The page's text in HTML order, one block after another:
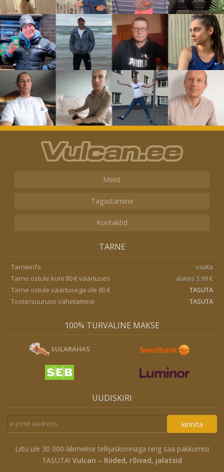
Meist
Tagastamine
Kontaktid
TARNE
Tarneinfo
vaata
Tarne ostule kuni 80 € väärtuses
alates 3.99 €
Tarne ostule väärtusega üle 80 €
TASUTA
Toote/suuruse vahetamine
TASUTA
100% TURVALINE MAKSE
SULARAHAS
UUDISKIRI
kinnita
Liitu üle 30 000-liikmelise tellijaskonnaga ning saa pakkumisi
TASUTA! Vulcan – Riided, rõivad, jalatsid